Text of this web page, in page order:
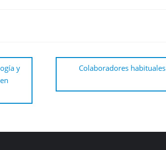
y
Colaboradores